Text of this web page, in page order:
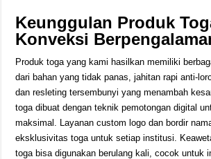
Keunggulan Produk
Konveksi
Produk toga yang kami hasilkan memiliki
dari bahan yang tidak panas, jahitan rapi anti-
dan resleting tersembunyi yang menambah
toga dibuat dengan teknik pemotongan digital
maksimal. Layanan custom logo dan bordir
eksklusivitas toga untuk setiap institusi.
toga bisa digunakan berulang kali, cocok untuk